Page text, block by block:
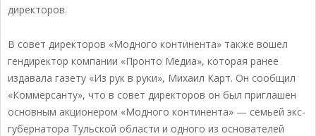
директоров.
В совет директоров «Модного континента» также вошел
гендиректор компании «Пронто Медиа», которая ранее
издавала газету «Из рук в руки», Михаил Карт. Он сообщил
«Коммерсанту», что в совет директоров он был приглашен
основным акционером «Модного континента» — семьей экс-
губернатора Тульской области и одного из основателей